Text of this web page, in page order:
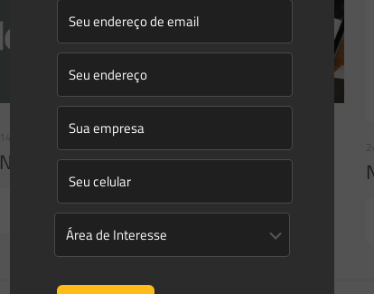
Newsletter Saes Advogados | Ed. nº238
Read more